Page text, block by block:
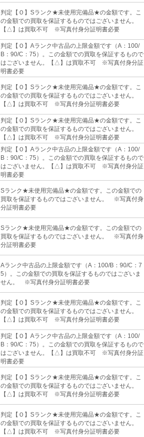
判定【Ｏ】Sランク★未使用完備品★の金額です。こ
の金額での買取を保証するものではございません。
【△】は買取不可 ※写真付身分証明書必要
判定【Ｏ】Aランク中古品の上限金額です（A：100/
B：90/C：75）。この金額での買取を保証するもので
はございません。【△】は買取不可 ※写真付身分証
明書必要
判定【Ｏ】Sランク★未使用完備品★の金額です。こ
の金額での買取を保証するものではございません。
【△】は買取不可 ※写真付身分証明書必要
判定【Ｏ】Sランク★未使用完備品★の金額です。こ
の金額での買取を保証するものではございません。
【△】は買取不可 ※写真付身分証明書必要
判定【Ｏ】Aランク中古品の上限金額です（A：100/
B：90/C：75）。この金額での買取を保証するもので
はございません。【△】は買取不可 ※写真付身分証
明書必要
Sランク★未使用完備品★の金額です。この金額での
買取を保証するものではございません。 ※写真付身
分証明書必要
Sランク★未使用完備品★の金額です。この金額での
買取を保証するものではございません。 ※写真付身
分証明書必要
Aランク中古品の上限金額です（A：100/B：90/C：7
5）。この金額での買取を保証するものではございま
せん。 ※写真付身分証明書必要
判定【Ｏ】Sランク★未使用完備品★の金額です。こ
の金額での買取を保証するものではございません。
【△】は買取不可 ※写真付身分証明書必要
判定【Ｏ】Aランク中古品の上限金額です（A：100/
B：90/C：75）。この金額での買取を保証するもので
はございません。【△】は買取不可 ※写真付身分証
明書必要
判定【Ｏ】Sランク★未使用完備品★の金額です。こ
の金額での買取を保証するものではございません。
【△】は買取不可 ※写真付身分証明書必要
判定【Ｏ】Sランク★未使用完備品★の金額です。こ
の金額での買取を保証するものではございません。
【△】は買取不可 ※写真付身分証明書必要